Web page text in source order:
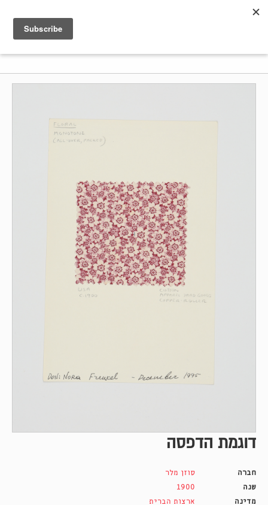
דוגמת הדפסה
חברה
סוזן מלר
שנה
1900
מדינה
ארצות הברית